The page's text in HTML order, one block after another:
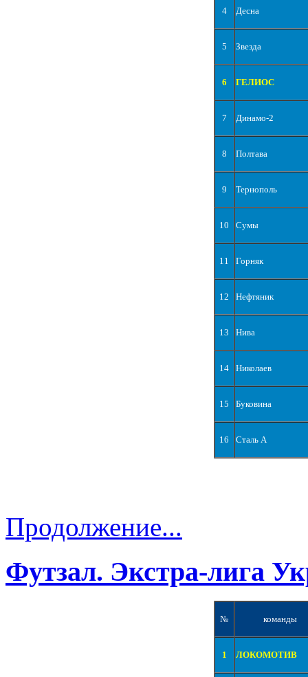
4 Десна
5 Звезда
6 ГЕЛИОС
7 Динамо-2
8 Полтава
9 Тернополь
10 Сумы
11 Горняк
12 Нефтяник
13 Нива
14 Николаев
15 Буковина
16 Сталь А
Продолжение...
Футзал. Экстра-лига
№ команды
1 ЛОКОМОТИВ